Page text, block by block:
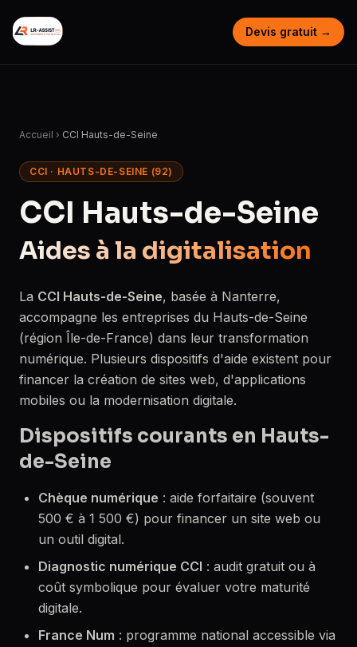
Devis gratuit →
Accueil › CCI Hauts-de-Seine
CCI · HAUTS-DE-SEINE (92)
CCI Hauts-de-Seine
Aides à la digitalisation
La CCI Hauts-de-Seine, basée à Nanterre,
accompagne les entreprises du Hauts-de-Seine
(région Île-de-France) dans leur transformation
numérique. Plusieurs dispositifs d'aide existent pour
financer la création de sites web, d'applications
mobiles ou la modernisation digitale.
Dispositifs courants en Hauts-
de-Seine
Chèque numérique : aide forfaitaire (souvent
500 € à 1 500 €) pour financer un site web ou
un outil digital.
Diagnostic numérique CCI : audit gratuit ou à
coût symbolique pour évaluer votre maturité
digitale.
France Num : programme national accessible via